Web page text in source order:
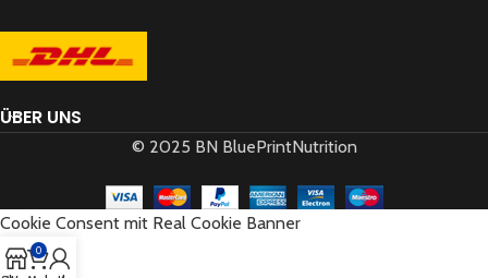
ÜBER UNS
© 2025 BN BluePrintNutrition
0
Cookie Consent mit Real Cookie Banner